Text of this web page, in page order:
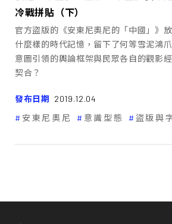
冷戰拼貼（下）
官方盜版的《安東尼奧尼的「中國」》
什麼樣的時代記憶，留下了何等雪泥鴻
意圖引領的輿論框架與民眾各自的觀影
契合？
發布日期 2019.12.04
安東尼奧尼
意識型態 盜版與